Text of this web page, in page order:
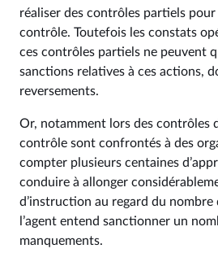
réaliser des contrôles partiels pour
contrôle. Toutefois les constats
ces contrôles partiels ne peuvent
sanctions relatives à ces actions,
reversements.
Or, notamment lors des contrôles
contrôle sont confrontés à des
compter plusieurs centaines
conduire à allonger
d’instruction au regard du nombre
l’agent entend sanctionner un
manquements.